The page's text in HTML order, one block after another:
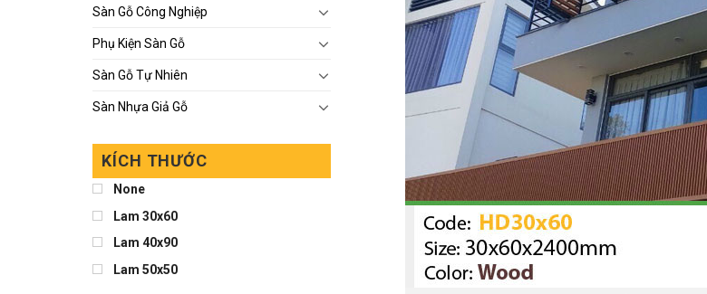
Sàn Gỗ Công Nghiệp
Phụ Kiện Sàn Gỗ
Sàn Gỗ Tự Nhiên
Sàn Nhựa Giả Gỗ
KÍCH THƯỚC
None
Lam 30x60
Lam 40x90
Lam 50x50